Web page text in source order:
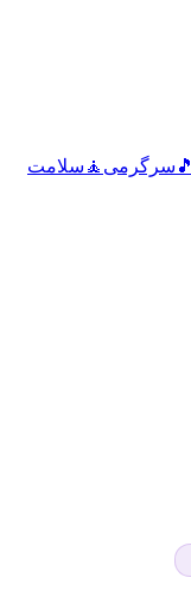
🎵 سرگرمی 🧘 سلامت